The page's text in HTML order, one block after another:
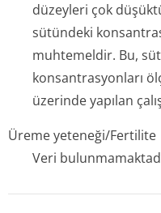
düzeyleri çok
sütündeki
muhtemeldir. Bu,
konsantrasyonları
üzerinde yapılan
Üreme yeteneği/Fertilite
Veri